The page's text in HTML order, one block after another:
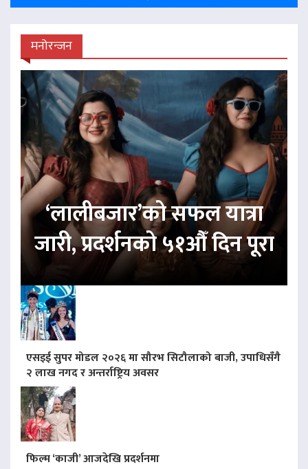
मनोरन्जन
‘लालीबजार’को सफल यात्रा
जारी, प्रदर्शनको ५१औँ दिन पूरा
एसइई सुपर मोडल २०२६ मा सौरभ सिटौलाको बाजी, उपाधिसँगै
२ लाख नगद र अन्तर्राष्ट्रिय अवसर
फिल्म ‘काजी’ आजदेखि प्रदर्शनमा